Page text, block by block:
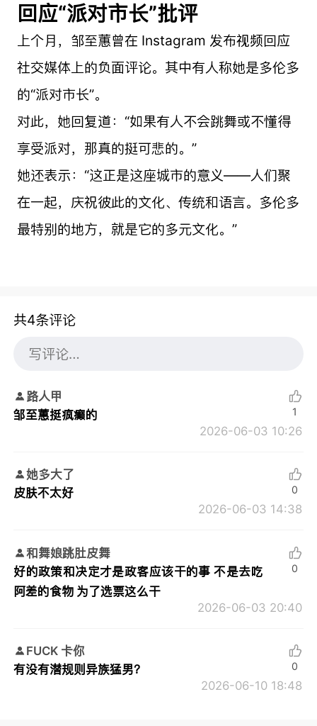
回应“派对市长”批评
上个月，邹至蕙曾在 Instagram 发布视频回应
社交媒体上的负面评论。其中有人称她是多伦多
的“派对市长”。
对此，她回复道：“如果有人不会跳舞或不懂得
享受派对，那真的挺可悲的。”
她还表示：“这正是这座城市的意义——人们聚
在一起，庆祝彼此的文化、传统和语言。多伦多
最特别的地方，就是它的多元文化。”
共4条评论
路人甲
邹至蕙挺疯癫的
2026-06-03 10:26
1
她多大了
皮肤不太好
2026-06-03 14:38
0
和舞娘跳肚皮舞
好的政策和决定才是政客应该干的事 不是去吃
阿差的食物 为了选票这么干
2026-06-03 20:40
0
FUCK 卡你
有没有潜规则异族猛男？
2026-06-10 18:48
0